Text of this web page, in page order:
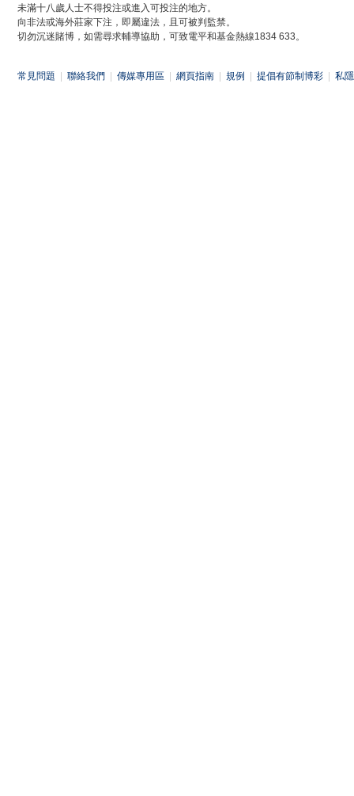
未滿十八歲人士不得投注或進入可投注的地方。
向非法或海外莊家下注，即屬違法，且可被判監禁。
切勿沉迷賭博，如需尋求輔導協助，可致電平和基金熱線1834 633。
常見問題 聯絡我們 傳媒專用區 網頁指南 規例 提倡有節制博彩 私